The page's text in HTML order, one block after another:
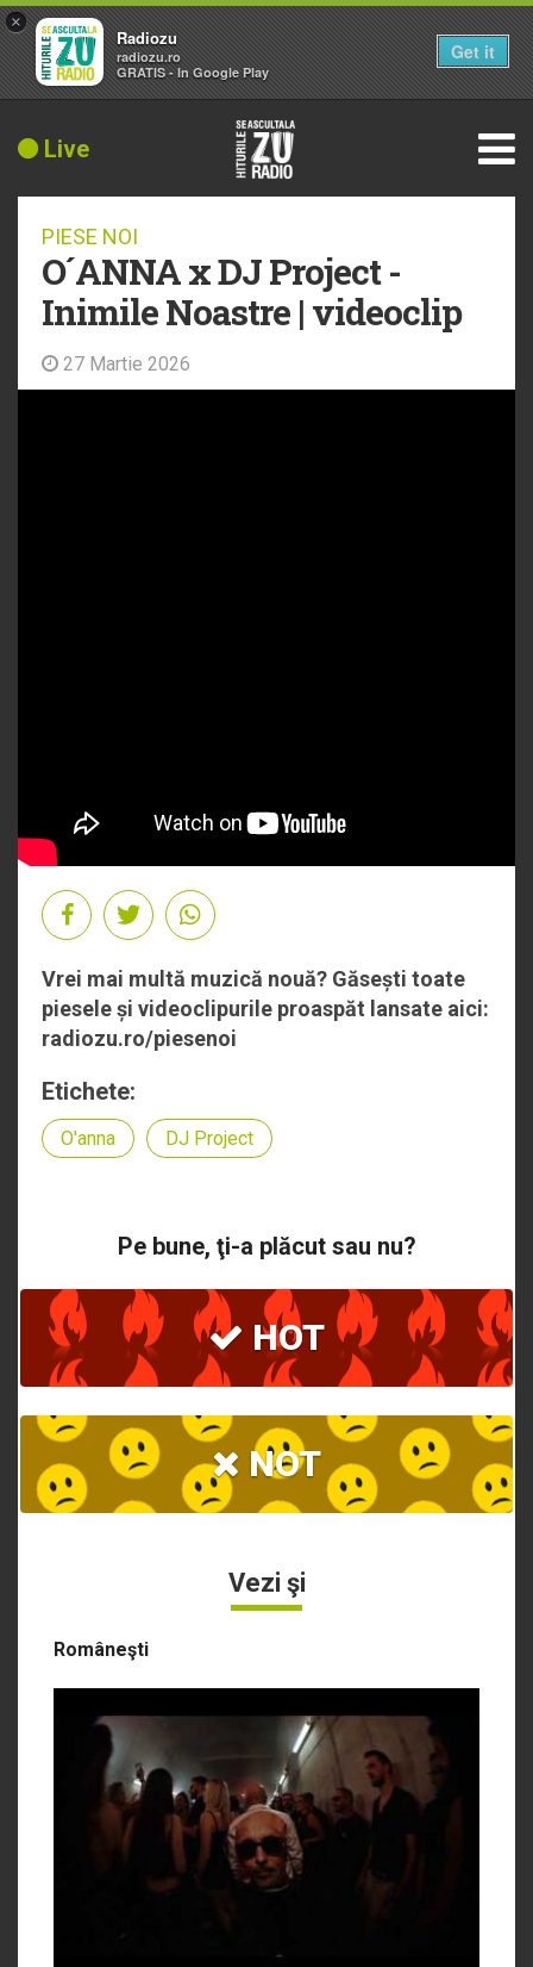
Live
PIESE NOI
O´ANNA x DJ Project -
Inimile Noastre | videoclip
27 Martie 2026
Vrei mai multă muzică nouă? Găsești toate
piesele și videoclipurile proaspăt lansate aici:
radiozu.ro/piesenoi
Etichete:
O'anna DJ Project
Pe bune, ţi-a plăcut sau nu?
HOT
NOT
Vezi şi
Româneşti
×
Radiozu
radiozu.ro
GRATIS - In Google Play
Get it